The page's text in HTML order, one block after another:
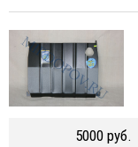
5000 руб.